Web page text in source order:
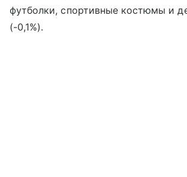
футболки, спортивные костюмы и
(-0,1%).